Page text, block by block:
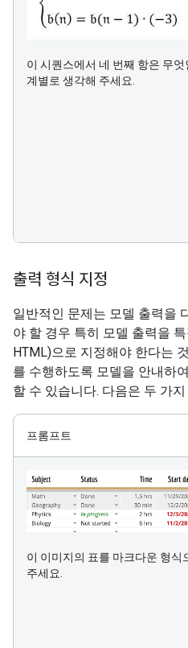
이 시퀀스에서 네 번째 항은 무엇
계별로 생각해 주세요.
출력 형식 지정
일반적인 문제는 모델 출력을
야 할 경우 특히 모델 출력을
HTML)으로 지정해야 한다는
를 수행하도록 모델을 안내하
할 수 있습니다. 다음은 두 가
프롬프트
이 이미지의 표를 마크다운 형식
주세요.